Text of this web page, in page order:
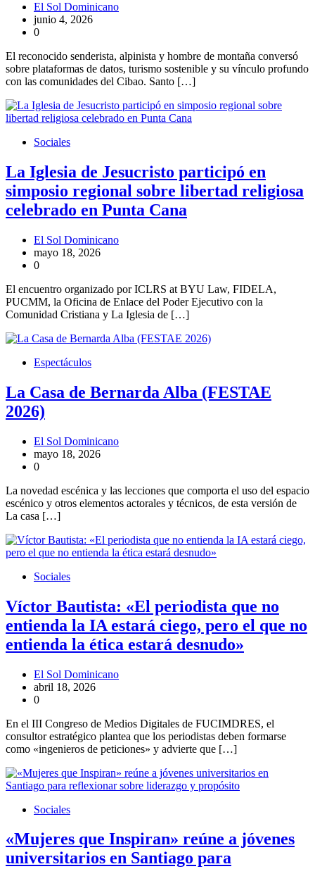
El Sol Dominicano
junio 4, 2026
0
El reconocido senderista, alpinista y hombre de montaña conversó
sobre plataformas de datos, turismo sostenible y su vínculo profundo
con las comunidades del Cibao. Santo […]
Sociales
La Iglesia de Jesucristo participó en
simposio regional sobre libertad religiosa
celebrado en Punta Cana
El Sol Dominicano
mayo 18, 2026
0
El encuentro organizado por ICLRS at BYU Law, FIDELA,
PUCMM, la Oficina de Enlace del Poder Ejecutivo con la
Comunidad Cristiana y La Iglesia de […]
Espectáculos
La Casa de Bernarda Alba (FESTAE
2026)
El Sol Dominicano
mayo 18, 2026
0
La novedad escénica y las lecciones que comporta el uso del espacio
escénico y otros elementos actorales y técnicos, de esta versión de
La casa […]
Sociales
Víctor Bautista: «El periodista que no
entienda la IA estará ciego, pero el que no
entienda la ética estará desnudo»
El Sol Dominicano
abril 18, 2026
0
En el III Congreso de Medios Digitales de FUCIMDRES, el
consultor estratégico plantea que los periodistas deben formarse
como «ingenieros de peticiones» y advierte que […]
Sociales
«Mujeres que Inspiran» reúne a jóvenes
universitarios en Santiago para